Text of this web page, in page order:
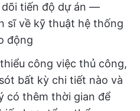
dõi tiến độ dự án —
sĩ về kỹ thuật hệ thống
động
công việc thủ công,
bất kỳ chi tiết nào và
có thêm thời gian để